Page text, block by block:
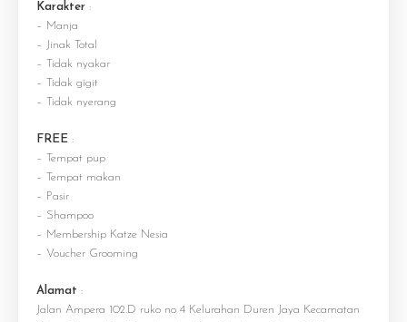
Karakter :
– Manja
– Jinak Total
– Tidak nyakar
– Tidak gigit
– Tidak nyerang
FREE :
– Tempat pup
– Tempat makan
– Pasir
– Shampoo
– Membership Katze Nesia
– Voucher Grooming
Alamat :
Jalan Ampera 102.D ruko no 4 Kelurahan Duren Jaya Kecamatan